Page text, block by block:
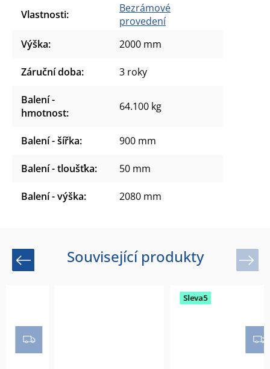
Vlastnosti:
Bezrámové
provedení
Výška: 2000 mm
Záruční doba: 3 roky
Balení -
hmotnost: 64.100 kg
Balení - šířka: 900 mm
Balení - tloušťka: 50 mm
Balení - výška: 2080 mm
Související produkty
Previous
Sleva5
Next